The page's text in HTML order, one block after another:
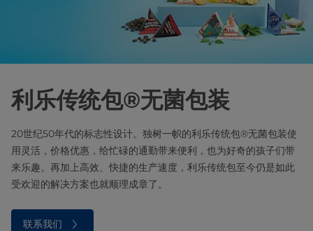
利乐传统包®无菌包装
20世纪50年代的标志性设计。独树一帜的利乐传统包®无菌包装使
用灵活，价格优惠，给忙碌的通勤带来便利，也为好奇的孩子们带
来乐趣。再加上高效、快捷的生产速度，利乐传统包至今仍是如此
受欢迎的解决方案也就顺理成章了。
联系我们